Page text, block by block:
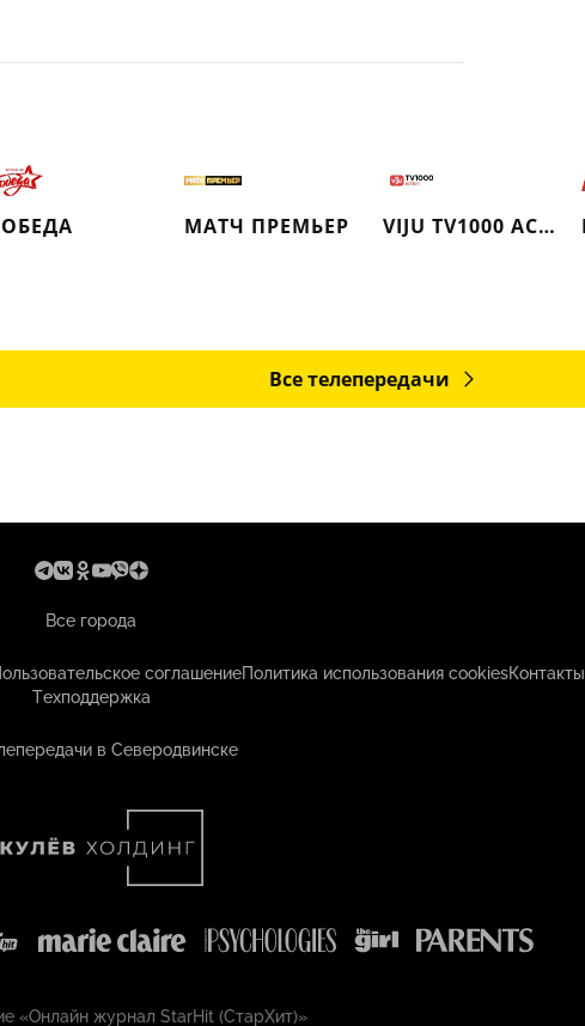
МАТЧ ПРЕМЬЕР VIJU TV1000 ACTION
Все телепередачи
Все города
соглашениеПолитика использования cookiesКонтакты
Техподдержка
в Северодвинске
«Онлайн журнал StarHit (СтарХит)»